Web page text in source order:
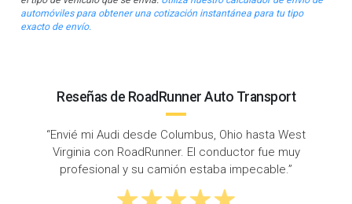
automóviles para obtener una cotización instantánea para tu tipo
exacto de envío.
Reseñas de RoadRunner Auto Transport
“Tiempo de respuesta súper rápido: llamé un
miércoles y mi auto fue recogido ese viernes.
¡Enviado de Ohio a West Virginia a tiempo y sin
problemas!”